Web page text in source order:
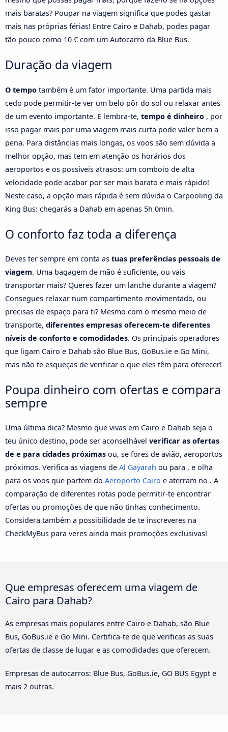
mais baratas? Poupar na viagem significa que podes gastar
mais nas próprias férias! Entre Cairo e Dahab, podes pagar
tão pouco como 10 € com um Autocarro da Blue Bus.
Duração da viagem
O tempo também é um fator importante. Uma partida mais
cedo pode permitir-te ver um belo pôr do sol ou relaxar antes
de um evento importante. E lembra-te, tempo é dinheiro , por
isso pagar mais por uma viagem mais curta pode valer bem a
pena. Para distâncias mais longas, os voos são sem dúvida a
melhor opção, mas tem em atenção os horários dos
aeroportos e os possíveis atrasos: um comboio de alta
velocidade pode acabar por ser mais barato e mais rápido!
Neste caso, a opção mais rápida é sem dúvida o Carpooling da
King Bus: chegarás a Dahab em apenas 5h 0min.
O conforto faz toda a diferença
Deves ter sempre em conta as tuas preferências pessoais de
viagem. Uma bagagem de mão é suficiente, ou vais
transportar mais? Queres fazer um lanche durante a viagem?
Consegues relaxar num compartimento movimentado, ou
precisas de espaço para ti? Mesmo com o mesmo meio de
transporte, diferentes empresas oferecem-te diferentes
níveis de conforto e comodidades. Os principais operadores
que ligam Cairo e Dahab são Blue Bus, GoBus.ie e Go Mini,
mas não te esqueças de verificar o que eles têm para oferecer!
Poupa dinheiro com ofertas e compara
sempre
Uma última dica? Mesmo que vivas em Cairo e Dahab seja o
teu único destino, pode ser aconselhável verificar as ofertas
de e para cidades próximas ou, se fores de avião, aeroportos
próximos. Verifica as viagens de Al Gayarah ou para , e olha
para os voos que partem do Aeroporto Cairo e aterram no . A
comparação de diferentes rotas pode permitir-te encontrar
ofertas ou promoções de que não tinhas conhecimento.
Considera também a possibilidade de te inscreveres na
CheckMyBus para veres ainda mais promoções exclusivas!
Que empresas oferecem uma viagem de
Cairo para Dahab?
As empresas mais populares entre Cairo e Dahab, são Blue
Bus, GoBus.ie e Go Mini. Certifica-te de que verificas as suas
ofertas de classe de lugar e as comodidades que oferecem.
Empresas de autocarros: Blue Bus, GoBus.ie, GO BUS Egypt e
mais 2 outras.